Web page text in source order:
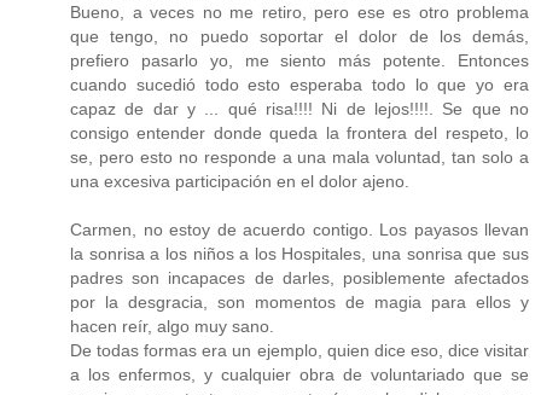
Bueno, a veces no me retiro, pero ese es otro problema
que tengo, no puedo soportar el dolor de los demás,
prefiero pasarlo yo, me siento más potente. Entonces
cuando sucedió todo esto esperaba todo lo que yo era
capaz de dar y ... qué risa!!!! Ni de lejos!!!!. Se que no
consigo entender donde queda la frontera del respeto, lo
se, pero esto no responde a una mala voluntad, tan solo a
una excesiva participación en el dolor ajeno.
Carmen, no estoy de acuerdo contigo. Los payasos llevan
la sonrisa a los niños a los Hospitales, una sonrisa que sus
padres son incapaces de darles, posiblemente afectados
por la desgracia, son momentos de magia para ellos y
hacen reír, algo muy sano.
De todas formas era un ejemplo, quien dice eso, dice visitar
a los enfermos, y cualquier obra de voluntariado que se